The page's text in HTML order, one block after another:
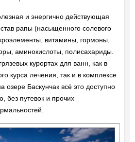
и энергично действующая
рапы (насыщенного солевого
витамины, гормоны,
аминокислоты, полисахариды.
курортах для ванн, как в
курса лечения, так и в комплексе
озере Баскунчак всё это доступно
без путевок и прочих